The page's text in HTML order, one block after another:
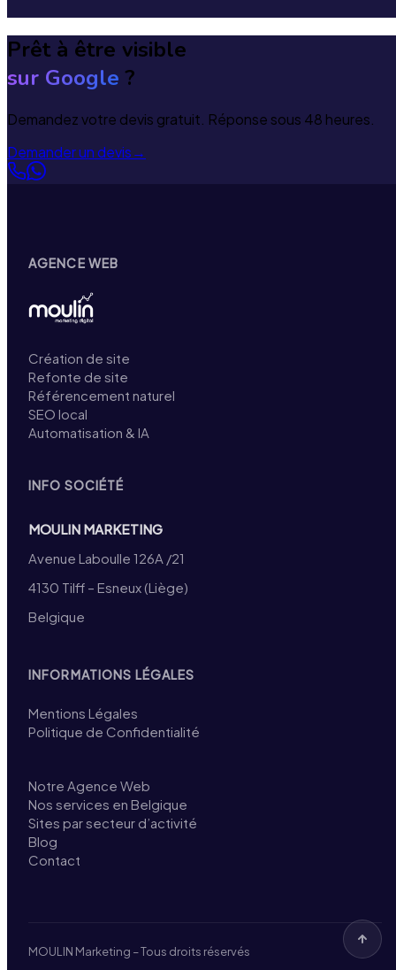
Prêt à être visible
sur Google ?
Demandez votre devis gratuit. Réponse sous 48 heures.
Demander un devis→
AGENCE WEB
Création de site
Refonte de site
Référencement naturel
SEO local
Automatisation & IA
INFO SOCIÉTÉ
MOULIN MARKETING
Avenue Laboulle 126A /21
4130 Tilff – Esneux (Liège)
Belgique
INFORMATIONS LÉGALES
Mentions Légales
Politique de Confidentialité
Notre Agence Web
Nos services en Belgique
Sites par secteur d’activité
Blog
Contact
MOULIN Marketing – Tous droits réservés